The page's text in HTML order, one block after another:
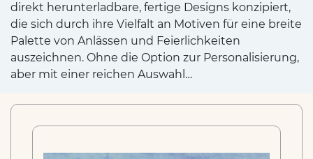
direkt herunterladbare, fertige Designs konzipiert,
die sich durch ihre Vielfalt an Motiven für eine breite
Palette von Anlässen und Feierlichkeiten
auszeichnen. Ohne die Option zur Personalisierung,
aber mit einer reichen Auswahl…